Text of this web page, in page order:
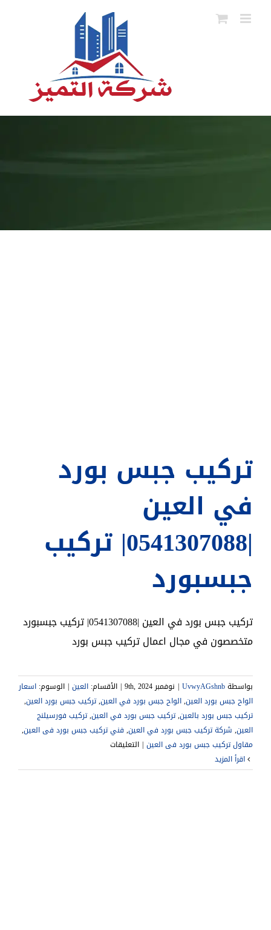
تركيب جبس بورد
في العين
|0541307088| تركيب
جبسبورد
تركيب جبس بورد في العين |0541307088| تركيب جبسبورد
متخصصون في مجال اعمال تركيب جبس بورد
بواسطةUvwyAGshnb
| نوفمبر 9th, 2024 | الأقسام: العين | الوسوم: اسعار
الواح جبس بورد العين,الواح جبس بورد في العين,تركيب جبس بورد العين,
,تركيب جبس بورد في العين,تركيب فورسيلنج
العين, شركة تركيب جبس بورد في العين, فني تركيب جبس بورد فى العين,
مقاول تركيب جبس بورد فى العين | التعليقاتعلى
جبس